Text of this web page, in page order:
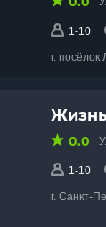
1-10
г.
Жизнь
0.0
1-10
г. Санкт-